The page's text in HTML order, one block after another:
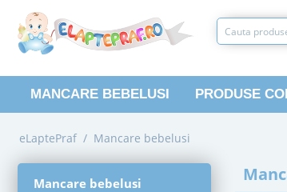
MANCARE BEBELUSI PRODUSE
eLaptePraf / Mancare bebelusi
Mancare bebelusi